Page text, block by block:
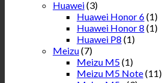
Huawei(3)
Huawei Honor 6(1)
Huawei Honor 8 (1)
Huawei P8 (1)
Meizu(7)
Meizu M5(1)
Meizu M5 Note(11)